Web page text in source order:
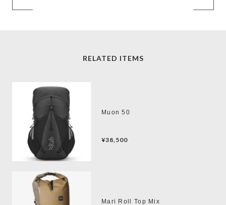
RELATED ITEMS
Muon 50
¥38,500
Mari Roll Top Mix